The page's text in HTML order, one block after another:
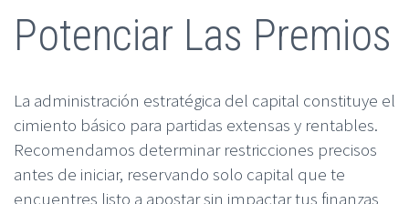
Potenciar Las Premios
La administración estratégica del capital constituye el
cimiento básico para partidas extensas y rentables.
Recomendamos determinar restricciones precisos
antes de iniciar, reservando solo capital que te
encuentres listo a apostar sin impactar tus finanzas